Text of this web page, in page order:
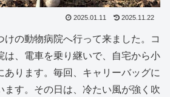
2025.01.11 2025.11.22
けの動物病院へ行って来ました。コ
は、電車を乗り継いで、自宅から小
あります。毎回、キャリーバッグに
ます。その日は、冷たい風が強く吹